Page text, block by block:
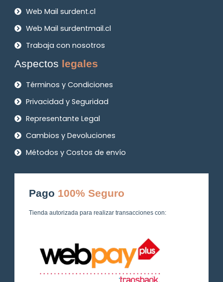
Web Mail surdent.cl
Web Mail surdentmail.cl
Trabaja con nosotros
Aspectos legales
Términos y Condiciones
Privacidad y Seguridad
Representante Legal
Cambios y Devoluciones
Métodos y Costos de envío
Pago 100% Seguro
Tienda autorizada para realizar transacciones con: